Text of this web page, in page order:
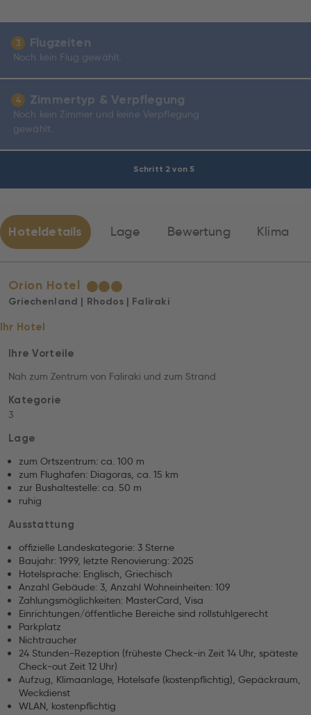
Schritt 2 von 5
3 Flugzeiten
Noch kein Flug gewählt.
4 Zimmertyp & Verpflegung
Noch kein Zimmer und keine Verpflegung
gewählt.
Hoteldetails Lage Bewertung Klima
Orion Hotel ★★★
Griechenland | Rhodos | Faliraki
Ihr Hotel
Ihre Vorteile
Nah zum Zentrum von Faliraki und zum Strand
Kategorie
3
Lage
zum Ortszentrum: ca. 100 m
zum Flughafen: Diagoras, ca. 15 km
zur Bushaltestelle: ca. 50 m
ruhig
Ausstattung
offizielle Landeskategorie: 3 Sterne
Baujahr: 1999, letzte Renovierung: 2025
Hotelsprache: Englisch, Griechisch
Anzahl Gebäude: 3, Anzahl Wohneinheiten: 109
Zahlungsmöglichkeiten: MasterCard, Visa
Einrichtungen/öffentliche Bereiche sind rollstuhlgerecht
Parkplatz
Nichtraucher
24 Stunden-Rezeption (früheste Check-in Zeit 14 Uhr, späteste
Check-out Zeit 12 Uhr)
Aufzug, Klimaanlage, Hotelsafe (kostenpflichtig), Gepäckraum,
Weckdienst
WLAN, kostenpflichtig